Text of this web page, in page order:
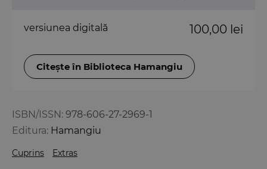
ISBN/ISSN: 978-606-27-2969-1
Editura: Hamangiu
Cuprins Extras
versiunea digitală 100,00 lei
Citește în Biblioteca Hamangiu